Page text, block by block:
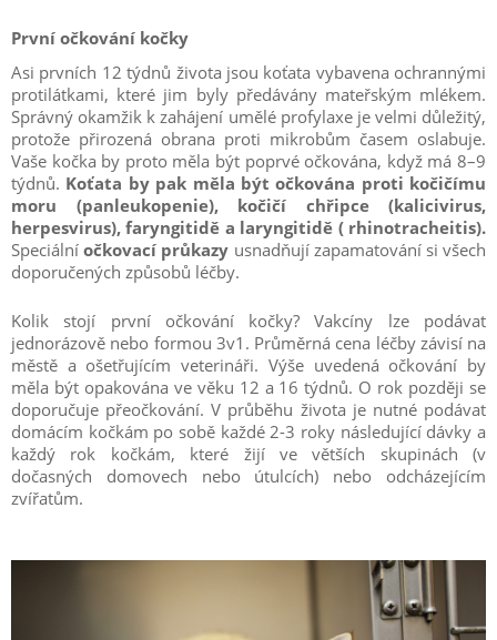
První očkování kočky
Asi prvních 12 týdnů života jsou koťata vybavena ochrannými
protilátkami, které jim byly předávány mateřským mlékem.
Správný okamžik k zahájení umělé profylaxe je velmi důležitý,
protože přirozená obrana proti mikrobům časem oslabuje.
Vaše kočka by proto měla být poprvé očkována, když má 8–9
týdnů. Koťata by pak měla být očkována proti kočičímu
moru (panleukopenie), kočičí chřipce (kalicivirus,
herpesvirus), faryngitidě a laryngitidě ( rhinotracheitis).
Speciálníočkovací průkazy usnadňují zapamatování si všech
doporučených způsobů léčby.
Kolik stojí první očkování kočky? Vakcíny lze podávat
jednorázově nebo formou 3v1. Průměrná cena léčby závisí na
městě a ošetřujícím veterináři. Výše uvedená očkování by
měla být opakována ve věku 12 a 16 týdnů. O rok později se
doporučuje přeočkování. V průběhu života je nutné podávat
domácím kočkám po sobě každé 2-3 roky následující dávky a
každý rok kočkám, které žijí ve větších skupinách (v
dočasných domovech nebo útulcích) nebo odcházejícím
zvířatům.